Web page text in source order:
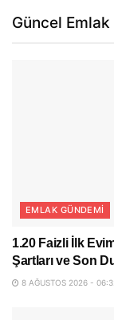
Güncel
EMLAK GÜNDEMI
1.20 Faizli İlk
Şartları ve Son
8 AĞUSTOS 2026 -